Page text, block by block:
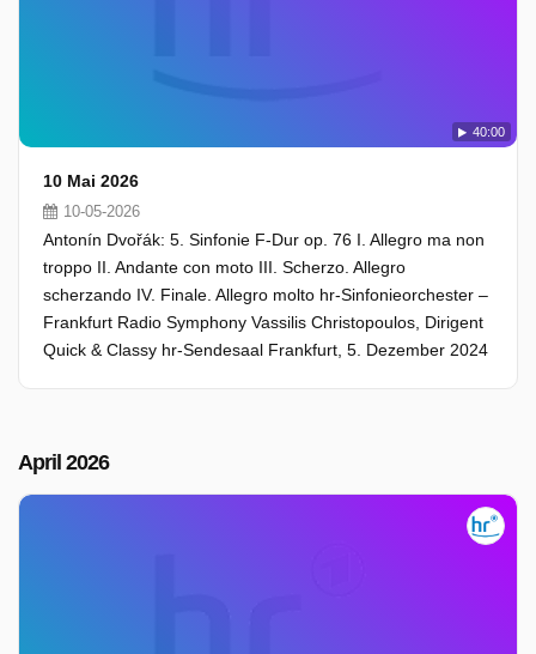
40:00
10 Mai 2026
10-05-2026
Antonín Dvořák: 5. Sinfonie F-Dur op. 76 I. Allegro ma non
troppo II. Andante con moto III. Scherzo. Allegro
scherzando IV. Finale. Allegro molto hr-Sinfonieorchester –
Frankfurt Radio Symphony Vassilis Christopoulos, Dirigent
Quick & Classy hr-Sendesaal Frankfurt, 5. Dezember 2024
April 2026